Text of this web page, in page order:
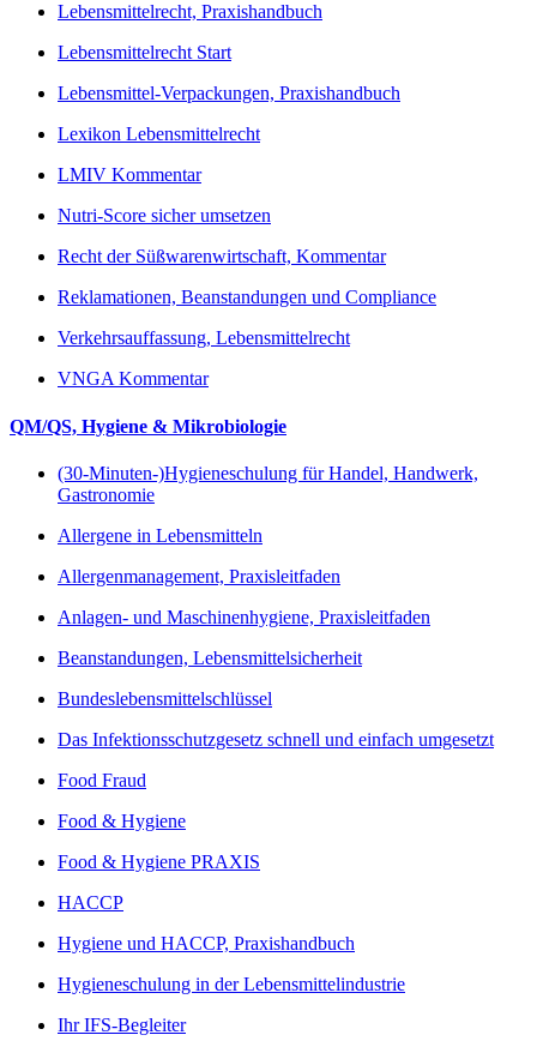
Lebensmittelrecht, Praxishandbuch
Lebensmittelrecht Start
Lebensmittel-Verpackungen, Praxishandbuch
Lexikon Lebensmittelrecht
LMIV Kommentar
Nutri-Score sicher umsetzen
Recht der Süßwarenwirtschaft, Kommentar
Reklamationen, Beanstandungen und Compliance
Verkehrsauffassung, Lebensmittelrecht
VNGA Kommentar
QM/QS, Hygiene & Mikrobiologie
(30-Minuten-)Hygieneschulung für Handel, Handwerk,
Gastronomie
Allergene in Lebensmitteln
Allergenmanagement, Praxisleitfaden
Anlagen- und Maschinenhygiene, Praxisleitfaden
Beanstandungen, Lebensmittelsicherheit
Bundeslebensmittelschlüssel
Das Infektionsschutzgesetz schnell und einfach umgesetzt
Food Fraud
Food & Hygiene
Food & Hygiene PRAXIS
HACCP
Hygiene und HACCP, Praxishandbuch
Hygieneschulung in der Lebensmittelindustrie
Ihr IFS-Begleiter